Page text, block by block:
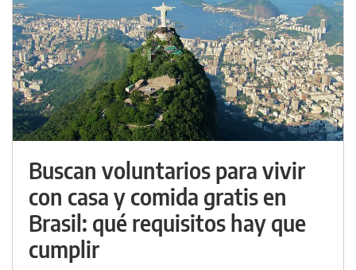
Buscan voluntarios para vivir
con casa y comida gratis en
Brasil: qué requisitos hay que
cumplir